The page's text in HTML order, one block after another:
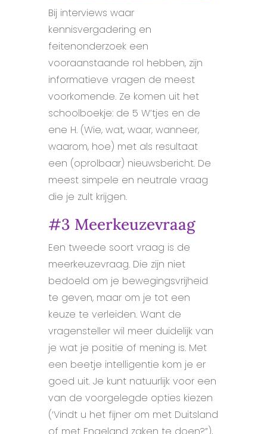
Bij interviews waar
kennisvergadering en
feitenonderzoek een
vooraanstaande rol hebben, zijn
informatieve vragen de meest
voorkomende. Ze komen uit het
schoolboekje: de 5 W’tjes en de
ene H. (Wie, wat, waar, wanneer,
waarom, hoe) met als resultaat
een (oprolbaar) nieuwsbericht. De
meest simpele en neutrale vraag
die je zult krijgen.
#3 Meerkeuzevraag
Een tweede soort vraag is de
meerkeuzevraag. Die zijn niet
bedoeld om je bewegingsvrijheid
te geven, maar om je tot een
keuze te verleiden. Want de
vragensteller wil meer duidelijk van
je wat je positie of mening is. Met
een beetje intelligentie kom je er
goed uit. Je kunt natuurlijk voor een
van de voorgelegde opties kiezen
(‘Vindt u het fijner om met Duitsland